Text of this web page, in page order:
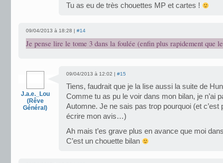
Tu as eu de très chouettes MP et cartes !
09/04/2013 à 18:28 | #14
Je pense lire le tome 3 dans la foulée (enfin plus rapidement que
J.a.e._Lou
(Rêve
Général)
09/04/2013 à 12:02 | #15
Tiens, faudrait que je la lise aussi la suite de
Comme tu as pu le voir dans mon bilan, je n’ai
Automne. Je ne sais pas trop pourquoi (et c’est
écrire mon avis…)
Ah mais t’es grave plus en avance que moi
C’est un chouette bilan